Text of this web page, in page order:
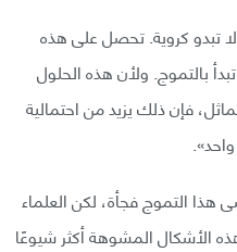
تبدو كروية. تحصل على هذه
بالتموج. ولأن هذه الحلول
فإن ذلك يزيد من احتمالية
هذا التموج فجأة، لكن العلماء
الأشكال المشوهة أكثر شيوعًا